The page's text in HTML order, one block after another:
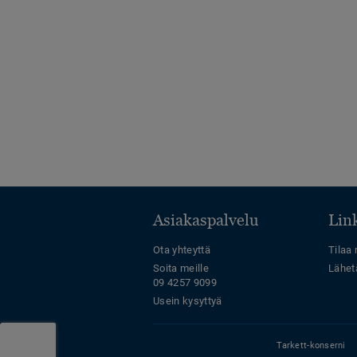
Asiakaspalvelu
Ota yhteyttä
Soita meille
09 4257 9099
Usein kysyttyä
Tilaa
Tarkett-konserni